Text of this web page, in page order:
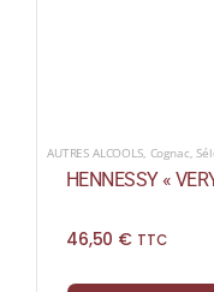
AUTRES ALCOOLS, Cognac ,
HENNESSY «
46,50 € TTC